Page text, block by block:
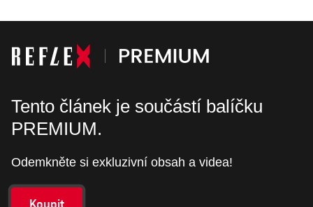
Tento článek je součástí balíčku
PREMIUM.
Odemkněte si exkluzivní obsah a videa!
Koupit